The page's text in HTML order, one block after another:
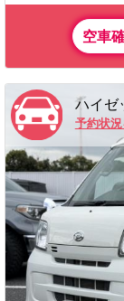
空車
ハイゼ
予約状